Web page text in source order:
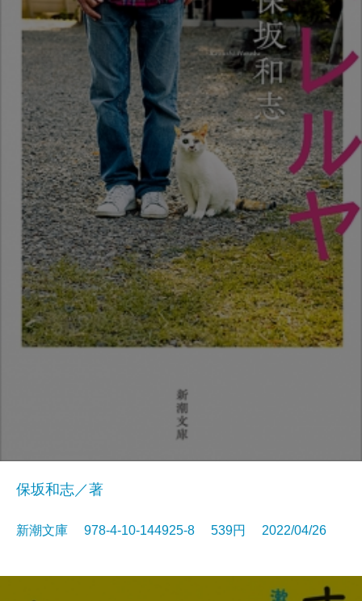
保坂和志／著
新潮文庫 978-4-10-144925-8 539円 2022/04/26